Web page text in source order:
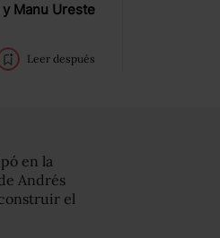
Manu Ureste
Leer después
en la
Andrés
el